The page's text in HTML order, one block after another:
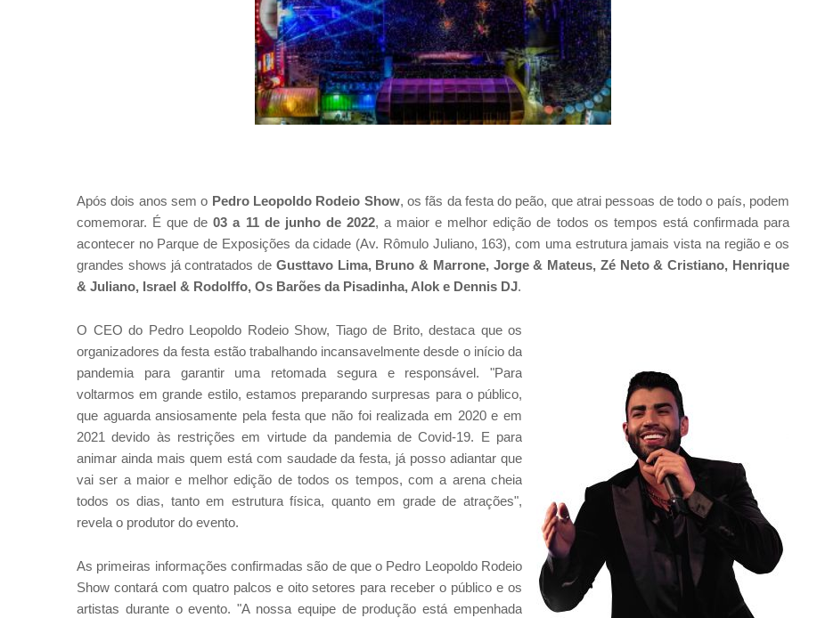
Após dois anos sem o Pedro Leopoldo Rodeio Show, os fãs da festa do peão, que atrai pessoas de todo o país, podem
comemorar. É que de03 a 11 de junho de 2022, a maior e melhor edição de todos os tempos está confirmada para
acontecer no Parque de Exposições da cidade (Av. Rômulo Juliano, 163), com uma estrutura jamais vista na região e os
grandes shows já contratados de Gusttavo Lima, Bruno & Marrone, Jorge & Mateus, Zé Neto & Cristiano, Henrique
& Juliano, Israel & Rodolffo, Os Barões da Pisadinha, Alok e Dennis DJ.
O CEO do Pedro Leopoldo Rodeio Show, Tiago de Brito, destaca que os
organizadores da festa estão trabalhando incansavelmente desde o início da
pandemia para garantir uma retomada segura e responsável. "Para
voltarmos em grande estilo, estamos preparando surpresas para o público,
que aguarda ansiosamente pela festa que não foi realizada em 2020 e em
2021 devido às restrições em virtude da pandemia de Covid-19. E para
animar ainda mais quem está com saudade da festa, já posso adiantar que
vai ser a maior e melhor edição de todos os tempos, com a arena cheia
todos os dias, tanto em estrutura física, quanto em grade de atrações",
revela o produtor do evento.
As primeiras informações confirmadas são de que o Pedro Leopoldo Rodeio
Show contará com quatro palcos e oito setores para receber o público e os
artistas durante o evento. "A nossa equipe de produção está empenhada